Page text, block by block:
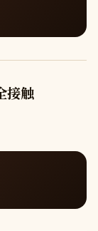
接触